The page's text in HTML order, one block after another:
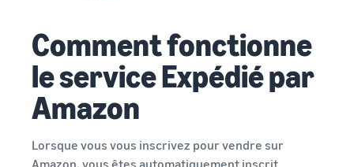
250 €
d'incitations
destinées aux
nouveaux
vendeurs
Amériques,
Asie-
Moyen-Orient
du Nord.
Comment fonctionne
le service Expédié par
Amazon
Lorsque vous vous inscrivez pour vendre sur
Amazon, vous êtes automatiquement inscrit